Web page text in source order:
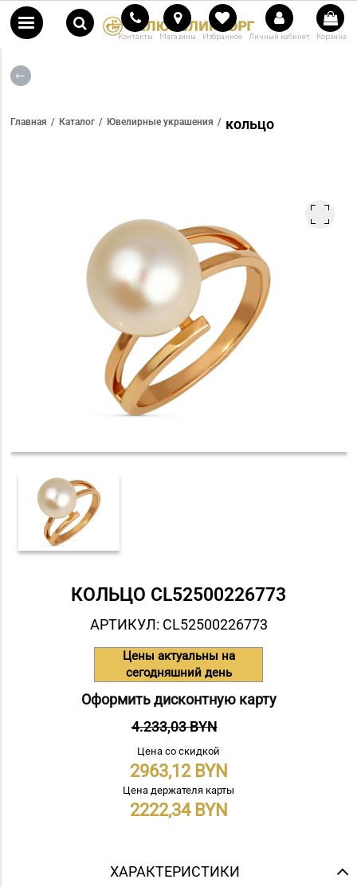
Контакты Магазины Избранное Личный кабинет Корзина
Главная Каталог Ювелирные украшения кольцо
КОЛЬЦО СL52500226773
АРТИКУЛ: СL52500226773
Цены актуальны на
сегодняшний день
Оформить дисконтную карту
4.233,03 BYN
Цена со скидкой
2963,12
Цена держателя карты
2222,34
ХАРАКТЕРИСТИКИ